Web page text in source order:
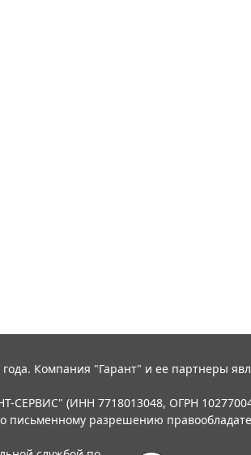
Компания "Гарант" и ее партнеры
СЕРВИС" (ИНН 7718013048, ОГРН
письменному разрешению